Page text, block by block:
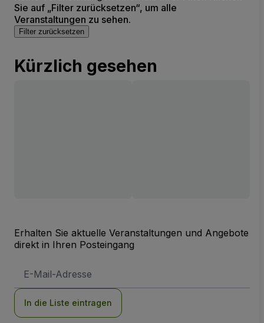
Sie auf „Filter zurücksetzen“, um alle
Veranstaltungen zu sehen.
Filter zurücksetzen
Kürzlich gesehen
Erhalten Sie aktuelle Veranstaltungen und Angebote
direkt in Ihren Posteingang
Mail-
In die Liste eintragen